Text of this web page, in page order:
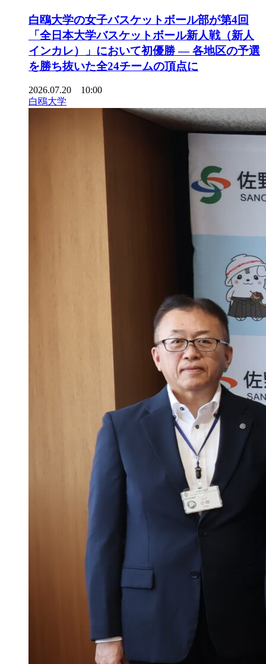
白鴎大学の女子バスケットボール部が第4回
「全日本大学バスケットボール新人戦（新人
インカレ）」において初優勝 ― 各地区の予選
を勝ち抜いた全24チームの頂点に
2026.07.20 10:00
白鴎大学